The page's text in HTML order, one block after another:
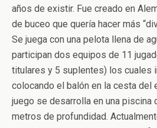
años de existir. Fue creado en
de buceo que quería hacer más
Se juega con una pelota llena de
participan dos equipos de 11
titulares y 5 suplentes) los cuales
colocando el balón en la cesta del
juego se desarrolla en una piscina
metros de profundidad.